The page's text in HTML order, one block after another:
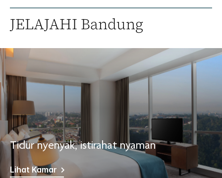
JELAJAHI Bandung
Tidur nyenyak, istirahat nyaman
Lihat Kamar